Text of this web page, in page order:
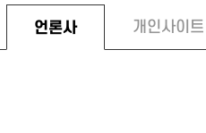
언론사 개인사이트